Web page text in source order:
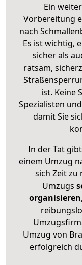
Ein
Vorbereitung
nach
Es ist wichtig,
sicher als
ratsam,
ist. Keine
Spezialisten
damit Sie
In der Tat
einem Umzug
sich Zeit zu
Umzugs
organisieren
Umzug von
erfolgreich